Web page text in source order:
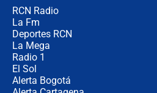
RCN Radio
La Fm
Deportes RCN
La Mega
Radio 1
El Sol
Alerta Bogotá